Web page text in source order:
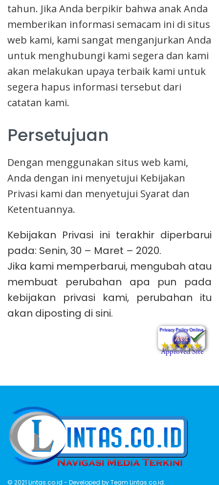
tahun. Jika Anda berpikir bahwa anak Anda
memberikan informasi semacam ini di situs
web kami, kami sangat menganjurkan Anda
untuk menghubungi kami segera dan kami
akan melakukan upaya terbaik kami untuk
segera hapus informasi tersebut dari
catatan kami.
Persetujuan
Dengan menggunakan situs web kami,
Anda dengan ini menyetujui Kebijakan
Privasi kami dan menyetujui Syarat dan
Ketentuannya.
Kebijakan Privasi ini terakhir diperbarui
pada: Senin, 30 – Maret – 2020.
Jika kami memperbarui, mengubah atau
membuat perubahan apa pun pada
kebijakan privasi kami, perubahan itu
akan diposting di sini.
© 2021 Lintas.co.id - Developed byTeam Lintas.co.id.